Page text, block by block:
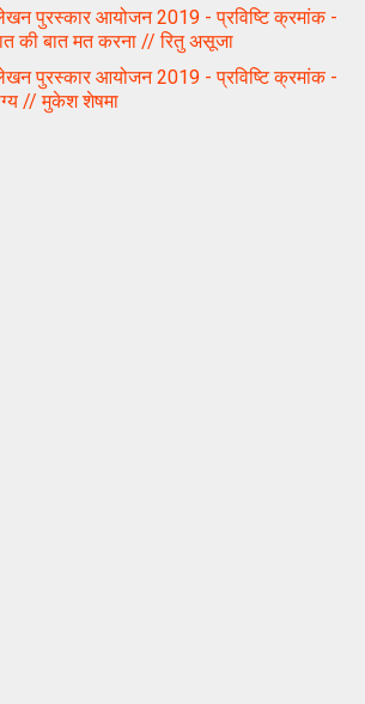
पुरस्कार आयोजन 2019 - प्रविष्टि क्रमांक -
की बात मत करना // रितु असूजा
पुरस्कार आयोजन 2019 - प्रविष्टि क्रमांक -
// मुकेश शेषमा